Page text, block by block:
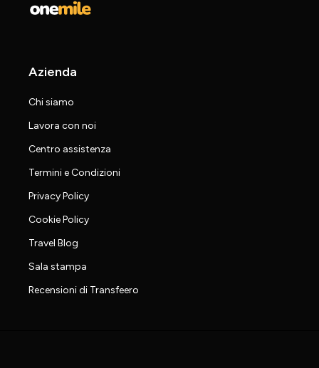
Azienda
Chi siamo
Lavora con noi
Centro assistenza
Termini e Condizioni
Privacy Policy
Cookie Policy
Travel Blog
Sala stampa
Recensioni di Transfeero